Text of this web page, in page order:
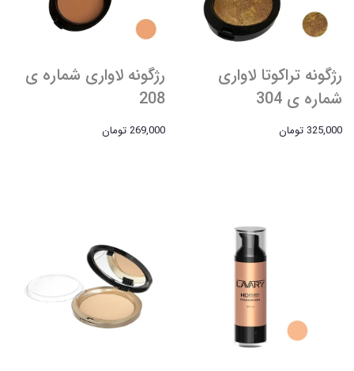
رژگونه تراکوتا لاواری
شماره ی 304
325,000 تومان
رژگونه لاواری شماره ی
208
269,000 تومان